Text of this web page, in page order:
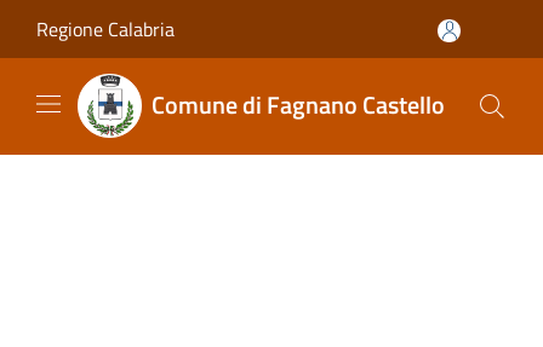
Regione Calabria
Comune di Fagnano Castello